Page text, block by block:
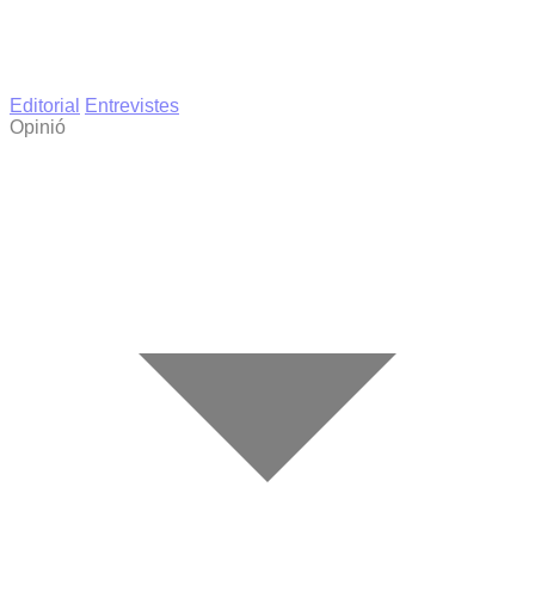
Editorial
Entrevistes
Opinió